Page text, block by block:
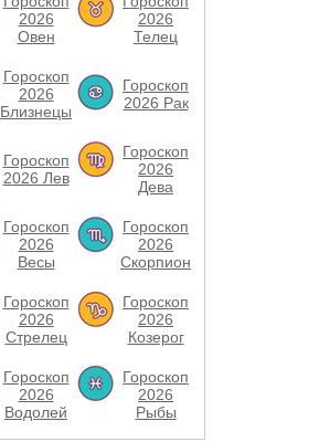
2026
Овен
2026
Телец
Гороскоп
2026
Близнецы
Гороскоп
2026 Рак
Гороскоп
2026 Лев
Гороскоп
2026
Дева
Гороскоп
2026
Весы
Гороскоп
2026
Скорпион
Гороскоп
2026
Стрелец
Гороскоп
2026
Козерог
Гороскоп
2026
Водолей
Гороскоп
2026
Рыбы